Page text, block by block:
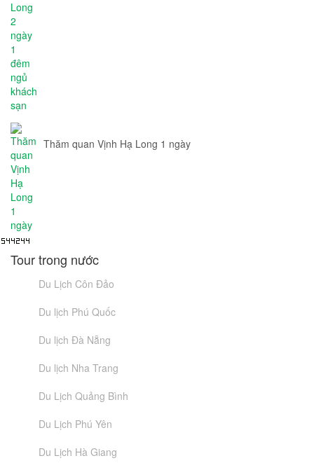
Thăm quan Vịnh Hạ Long 1 ngày
Tour trong nước
Du Lịch Côn Đảo
Du lịch Phú Quốc
Du lịch Đà Nẵng
Du lịch Nha Trang
Du Lịch Quảng Bình
Du Lịch Phú Yên
Du Lịch Hà Giang